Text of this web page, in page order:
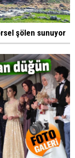
şölen sunuyor